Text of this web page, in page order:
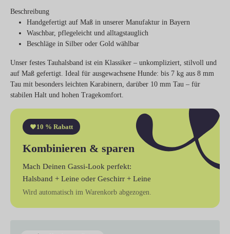
Beschreibung
Handgefertigt auf Maß in unserer Manufaktur in Bayern
Waschbar, pflegeleicht und alltagstauglich
Beschläge in Silber oder Gold wählbar
Unser festes Tauhalsband ist ein Klassiker – unkompliziert, stilvoll und
auf Maß gefertigt. Ideal für ausgewachsene Hunde: bis 7 kg aus 8 mm
Tau mit besonders leichten Karabinern, darüber 10 mm Tau – für
stabilen Halt und hohen Tragekomfort.
10 % Rabatt
Kombinieren & sparen
Mach Deinen Gassi-Look perfekt:
Halsband + Leine oder Geschirr + Leine
Wird automatisch im Warenkorb abgezogen.